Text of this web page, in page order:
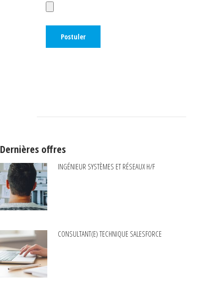
Dernières offres
INGÉNIEUR SYSTÈMES ET RÉSEAUX H/F
CONSULTANT(E) TECHNIQUE SALESFORCE